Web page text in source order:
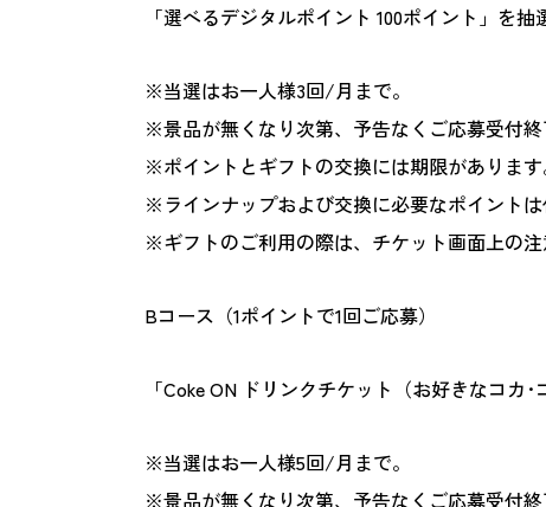
「選べるデジタルポイント 100ポイント」を抽
※当選はお一人様3回/月まで。
※景品が無くなり次第、予告なくご応募受付終
※ポイントとギフトの交換には期限があります
※ラインナップおよび交換に必要なポイントは
※ギフトのご利用の際は、チケット画面上の注
Bコース（1ポイントで1回ご応募）
「Coke ON ドリンクチケット（お好きなコカ
※当選はお一人様5回/月まで。
※景品が無くなり次第、予告なくご応募受付終